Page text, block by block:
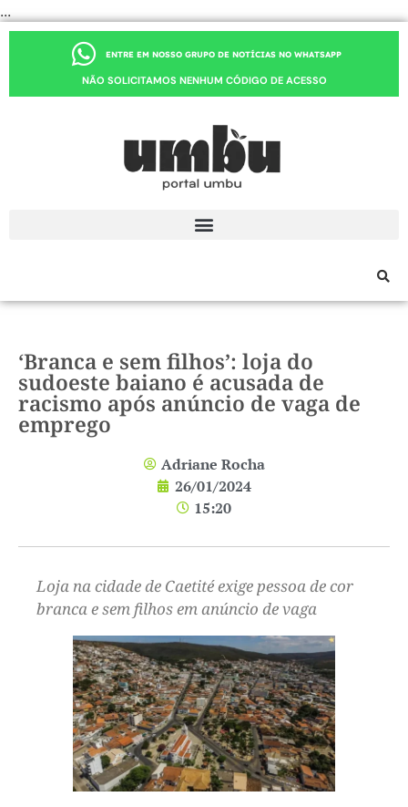
...
ENTRE EM NOSSO GRUPO DE NOTÍCIAS NO WHATSAPP
NÃO SOLICITAMOS NENHUM CÓDIGO DE ACESSO
‘Branca e sem filhos’: loja do
sudoeste baiano é acusada de
racismo após anúncio de vaga de
emprego
Adriane Rocha
26/01/2024
15:20
Loja na cidade de Caetité exige pessoa de cor
branca e sem filhos em anúncio de vaga